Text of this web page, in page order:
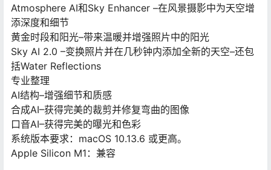
Atmosphere AI和Sky Enhancer –在风景摄影中为天空增
添深度和细节
黄金时段和阳光–带来温暖并增强​​照片中的阳光
Sky AI 2.0 –变换照片并在几秒钟内添加全新的天空–还包
括Water Reflections
专业整理
AI结构–增强细节和质感
合成AI–获得完美的裁剪并修复弯曲的图像
口音AI–获得完美的曝光和色彩
系统版本要求：macOS 10.13.6 或更高。
Apple Silicon M1：兼容